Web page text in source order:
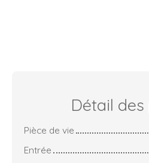
Détail des
Pièce de vie
Entrée